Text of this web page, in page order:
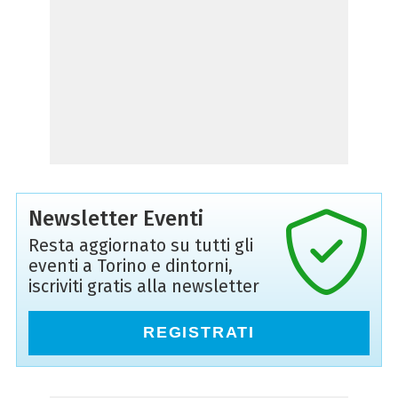
Newsletter Eventi
Resta aggiornato su tutti gli
eventi a Torino e dintorni,
iscriviti gratis alla newsletter
REGISTRATI